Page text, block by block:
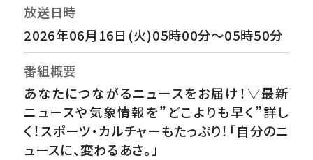
放送日時
2026年06月16日(火)05時00分～05時50分
番組概要
あなたにつながるニュースをお届け！▽最新
ニュースや気象情報を”どこよりも早く”詳し
く！スポーツ・カルチャーもたっぷり！「自分のニ
ュースに、変わるあさ。」